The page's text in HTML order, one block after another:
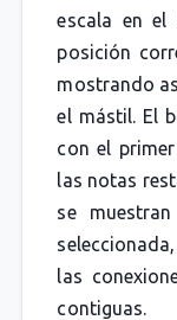
escala en el
posición
mostrando
el mástil. El
con el
las notas
se
las
contiguas.